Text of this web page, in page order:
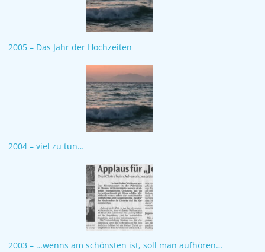
2005 – Das Jahr der Hochzeiten
2004 – viel zu tun…
2003 – …wenns am schönsten ist, soll man aufhören…